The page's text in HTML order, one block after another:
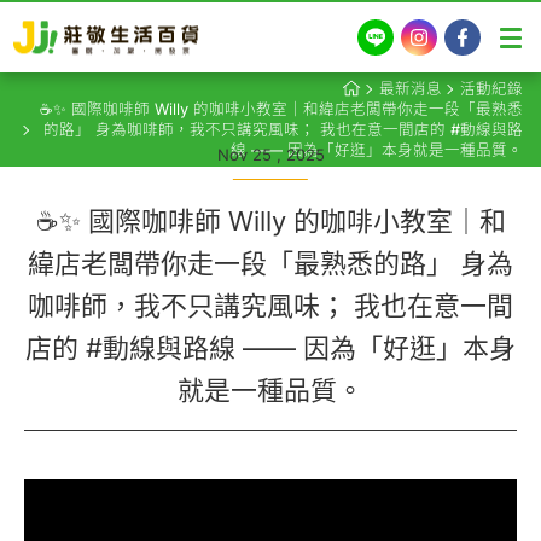
LINE InstagramFacebook
最新消息
活動紀錄
☕✨ 國際咖啡師 Willy 的咖啡小教室｜和緯店老闆帶你走一段「最熟悉
的路」 身為咖啡師，我不只講究風味； 我也在意一間店的 #動線與路
線 —— 因為「好逛」本身就是一種品質。
Nov 25 , 2025
☕✨ 國際咖啡師 Willy 的咖啡小教室｜和
緯店老闆帶你走一段「最熟悉的路」 身為
咖啡師，我不只講究風味； 我也在意一間
店的 #動線與路線 —— 因為「好逛」本身
就是一種品質。